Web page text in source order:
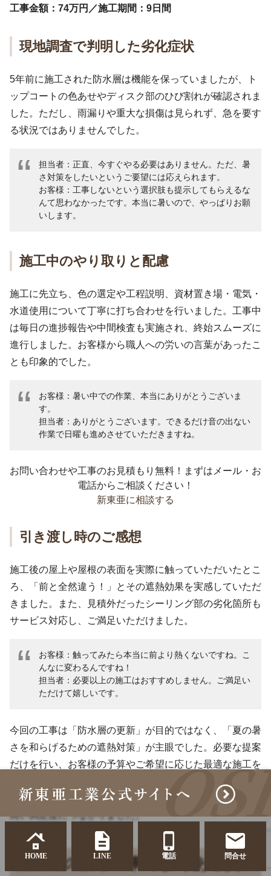
工事金額：74万円／施工期間：9日間
現地調査で判明した劣化症状
5年前に施工された防水層は機能を保っていましたが、ト
ップコートの色あせやディスク部のひび割れが確認されま
した。ただし、雨漏りや重大な損傷は見られず、急を要す
る状況ではありませんでした。
担当者：正直、今すぐやる必要はありません。ただ、暑
さ対策をしたいというご要望には応えられます。
お客様：工事しないという選択肢も提示してもらえるな
んて思わなかったです。本当に暑いので、やっぱりお願
いします。
施工中のやり取りと配慮
施工に先立ち、色の選定や工程説明、資材置き場・電気・
水道使用について丁寧に打ち合わせを行いました。工事中
は毎日の進捗報告や中間検査も実施され、終始スムーズに
進行しました。お客様から職人への労いの言葉があったこ
とも印象的でした。
お客様：暑い中での作業、本当にありがとうございま
す。
担当者：ありがとうございます。できるだけ音の出ない
作業で日曜も進めさせていただきますね。
お問い合わせや工事のお見積もり無料！まずはメール・お
電話からご相談ください！
新東亜に相談する
引き渡し時のご感想
施工後の屋上や屋根の表面を実際に触っていただいたとこ
ろ、「前と全然違う！」とその遮熱効果を実感していただ
きました。また、見積外だったシーリング部の劣化箇所も
サービス対応し、ご満足いただけました。
お客様：触ってみたら本当に前より熱くないですね。こ
んなに変わるんですね！
担当者：必要以上の施工はおすすめしません。ご満足い
ただけて嬉しいです。
今回の工事は「防水層の更新」が目的ではなく、「夏の暑
さを和らげるための遮熱対策」が主眼でした。必要な提案
だけを行い、お客様の予算やご希望に応じた最適な施工を
けたからこそ、サービス施工や柔軟な対応も可能となり、
高い満足度につながりました。
陸屋根の防水工事でよくある質
HOME LINE 電話 問合せ